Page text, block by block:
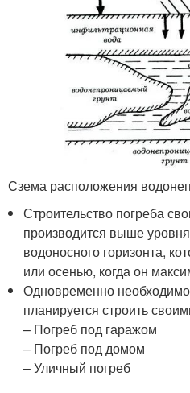
Сзема расположения
Строительство погреба
производится выше
водоносного горизонта,
или осенью, когда он
Одновременно
планируется строить
– Погреб под гаражом
– Погреб под домом
– Уличный погреб